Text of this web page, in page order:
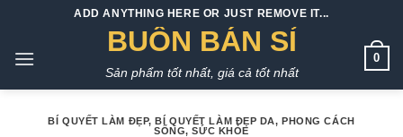
nội
ADD ANYTHING HERE OR JUST REMOVE IT...
BUÔN BÁN SỈ
Sản phẩm tốt nhất, giá cả tốt nhất
0
BÍ QUYẾT LÀM ĐẸP,BÍ QUYẾT LÀM ĐẸP DA,PHONG CÁCH
SỐNG,SỨC KHỎE